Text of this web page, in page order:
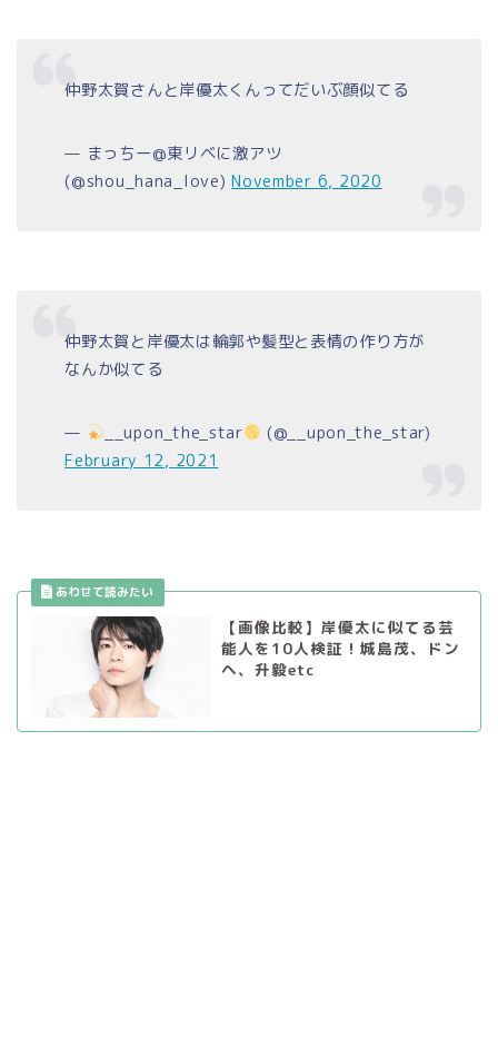
仲野太賀さんと岸優太くんってだいぶ顔似てる
— まっちー@東リベに激アツ
(@shou_hana_love)November 6, 2020
仲野太賀と岸優太は輪郭や髪型と表情の作り方が
なんか似てる
— __upon_the_star
(@__upon_the_star)
February 12, 2021
【画像比較】岸優太に似てる芸
能人を10人検証！城島茂、ドン
ヘ、升毅etc